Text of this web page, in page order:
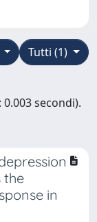
Tutti (1)
secondi).
the
in